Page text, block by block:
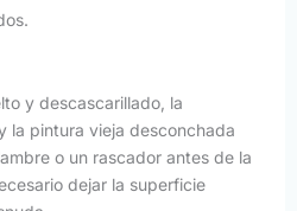
y descascarillado, la
la pintura vieja desconchada
o un rascador antes de la
dejar la superficie